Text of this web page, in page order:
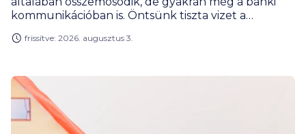
kommunikációban is. Öntsünk tiszta vizet a
beszélünk, és milyen élethelyzetben lehet
frissítve: 2026. augusztus 3.